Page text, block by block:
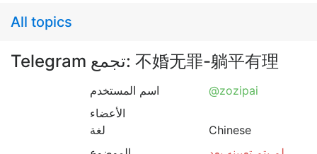
All topics
Telegram تجمع: 不婚无罪-躺平有理
اسم المستخدم
@zozipai
الأعضاء
لغة
Chinese